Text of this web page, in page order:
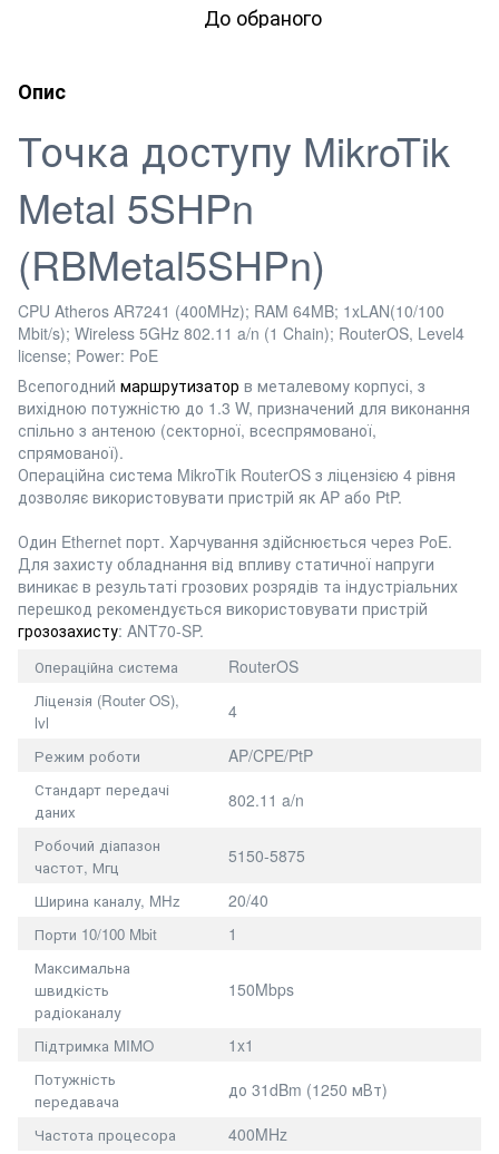
До обраного
Опис
Точка доступу MikroTik
Metal 5SHPn
(RBMetal5SHPn)
CPU Atheros AR7241 (400MHz); RAM 64MB; 1xLAN(10/100
Mbit/s); Wireless 5GHz 802.11 a/n (1 Chain); RouterOS, Level4
license; Power: PoE
Всепогодний маршрутизатор в металевому корпусі, з
вихідною потужністю до 1.3 W, призначений для виконання
спільно з антеною (секторної, всеспрямованої,
спрямованої).
Операційна система MikroTik RouterOS з ліцензією 4 рівня
дозволяє використовувати пристрій як AP або PtP.
Один Ethernet порт. Харчування здійснюється через PoE.
Для захисту обладнання від впливу статичної напруги
виникає в результаті грозових розрядів та індустріальних
перешкод рекомендується використовувати пристрій
грозозахисту: ANT70-SP.
Операційна система RouterOS
Ліцензія (Router OS),
lvl
4
Режим роботи AP/CPE/PtP
Стандарт передачі
даних
802.11 a/n
Робочий діапазон
частот, Мгц
5150-5875
Ширина каналу, MHz 20/40
Порти 10/100 Mbit 1
Максимальна
швидкість
радіоканалу
150Mbps
Підтримка MIMO 1x1
Потужність
передавача
до 31dBm (1250 мВт)
Частота процесора 400MHz